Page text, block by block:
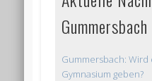
Gummersbach
Gummersbach: Wird
Gymnasium geben?